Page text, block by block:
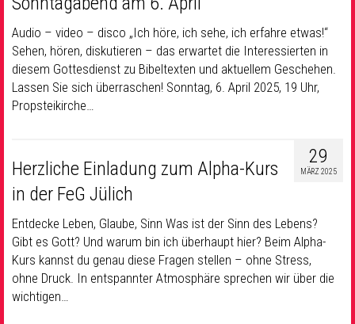
Audio – video – disco „Ich höre, ich sehe, ich erfahre etwas!“
Sehen, hören, diskutieren – das erwartet die Interessierten in
diesem Gottesdienst zu Bibeltexten und aktuellem Geschehen.
Lassen Sie sich überraschen! Sonntag, 6. April 2025, 19 Uhr,
Propsteikirche…
29
MÄRZ 2025
Herzliche Einladung zum Alpha-Kurs
in der FeG Jülich
Entdecke Leben, Glaube, Sinn Was ist der Sinn des Lebens?
Gibt es Gott? Und warum bin ich überhaupt hier? Beim Alpha-
Kurs kannst du genau diese Fragen stellen – ohne Stress,
ohne Druck. In entspannter Atmosphäre sprechen wir über die
wichtigen…